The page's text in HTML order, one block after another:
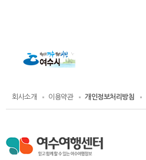
회사소개 이용약관 개인정보처리방침